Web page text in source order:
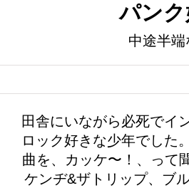
パン
中途半
田舎にいながら必死でイ
ロック好きな少年でした
曲を、カッケ〜！、って
ケンヂ&ザトリップ、ブ